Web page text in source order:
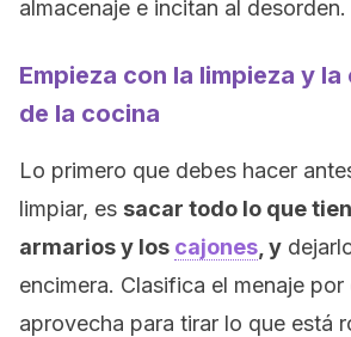
almacenaje e incitan al desorden.
Empieza con la limpieza y
de la cocina
Lo primero que debes hacer
limpiar, es sacar todo lo que
armarios y los cajones , y
encimera. Clasifica el menaje
aprovecha para tirar lo que está